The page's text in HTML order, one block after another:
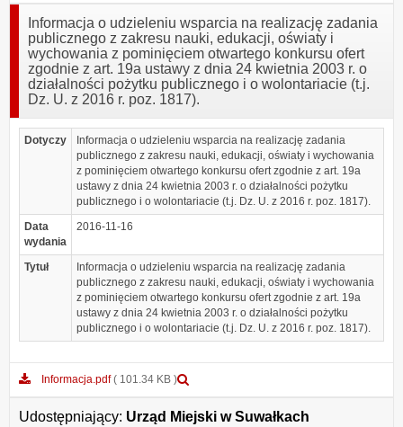
Informacja o udzieleniu wsparcia na realizację zadania
publicznego z zakresu nauki, edukacji, oświaty i
wychowania z pominięciem otwartego konkursu ofert
zgodnie z art. 19a ustawy z dnia 24 kwietnia 2003 r. o
działalności pożytku publicznego i o wolontariacie (t.j.
Dz. U. z 2016 r. poz. 1817).
Dotyczy
Informacja o udzieleniu wsparcia na realizację zadania
publicznego z zakresu nauki, edukacji, oświaty i wychowania
z pominięciem otwartego konkursu ofert zgodnie z art. 19a
ustawy z dnia 24 kwietnia 2003 r. o działalności pożytku
publicznego i o wolontariacie (t.j. Dz. U. z 2016 r. poz. 1817).
Data
wydania
2016-11-16
Tytuł
Informacja o udzieleniu wsparcia na realizację zadania
publicznego z zakresu nauki, edukacji, oświaty i wychowania
z pominięciem otwartego konkursu ofert zgodnie z art. 19a
ustawy z dnia 24 kwietnia 2003 r. o działalności pożytku
publicznego i o wolontariacie (t.j. Dz. U. z 2016 r. poz. 1817).
Informacja.pdf ( 101.34 KB )
załącznika
Informacja.pdf
Udostępniający: Urząd Miejski w Suwałkach